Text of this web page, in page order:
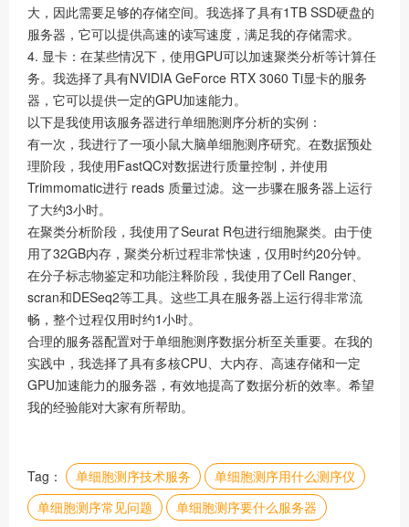
大，因此需要足够的存储空间。我选择了具有1TB SSD硬盘的
服务器，它可以提供高速的读写速度，满足我的存储需求。
4. 显卡：在某些情况下，使用GPU可以加速聚类分析等计算任
务。我选择了具有NVIDIA GeForce RTX 3060 Ti显卡的服务
器，它可以提供一定的GPU加速能力。
以下是我使用该服务器进行单细胞测序分析的实例：
有一次，我进行了一项小鼠大脑单细胞测序研究。在数据预处
理阶段，我使用FastQC对数据进行质量控制，并使用
Trimmomatic进行 reads 质量过滤。这一步骤在服务器上运行
了大约3小时。
在聚类分析阶段，我使用了Seurat R包进行细胞聚类。由于使
用了32GB内存，聚类分析过程非常快速，仅用时约20分钟。
在分子标志物鉴定和功能注释阶段，我使用了Cell Ranger、
scran和DESeq2等工具。这些工具在服务器上运行得非常流
畅，整个过程仅用时约1小时。
合理的服务器配置对于单细胞测序数据分析至关重要。在我的
实践中，我选择了具有多核CPU、大内存、高速存储和一定
GPU加速能力的服务器，有效地提高了数据分析的效率。希望
我的经验能对大家有所帮助。
Tag： 单细胞测序技术服务
单细胞测序用什么测序仪
单细胞测序常见问题
单细胞测序要什么服务器